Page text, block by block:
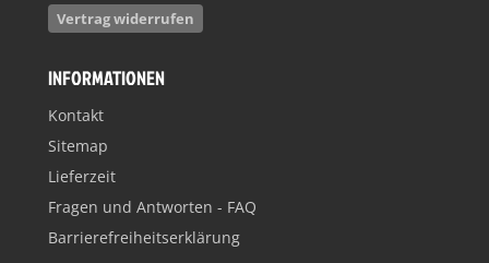
Vertrag widerrufen
INFORMATIONEN
Kontakt
Sitemap
Lieferzeit
Fragen und Antworten - FAQ
Barrierefreiheitserklärung